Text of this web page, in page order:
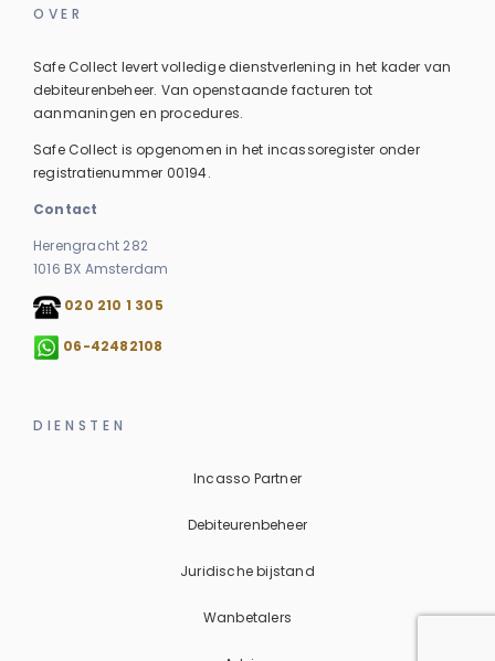
OVER
Safe Collect levert volledige dienstverlening in het kader van
debiteurenbeheer. Van openstaande facturen tot
aanmaningen en procedures.
Safe Collect is opgenomen in het incassoregister onder
registratienummer 00194.
Contact
Herengracht 282
1016 BX Amsterdam
020 210 1 305
06-42482108
DIENSTEN
Incasso Partner
Debiteurenbeheer
Juridische bijstand
Wanbetalers